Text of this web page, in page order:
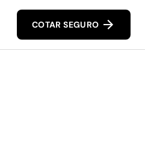
COTAR SEGURO